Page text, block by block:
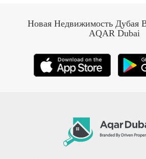
Новая Недвижимость Дубая
AQAR Dubai